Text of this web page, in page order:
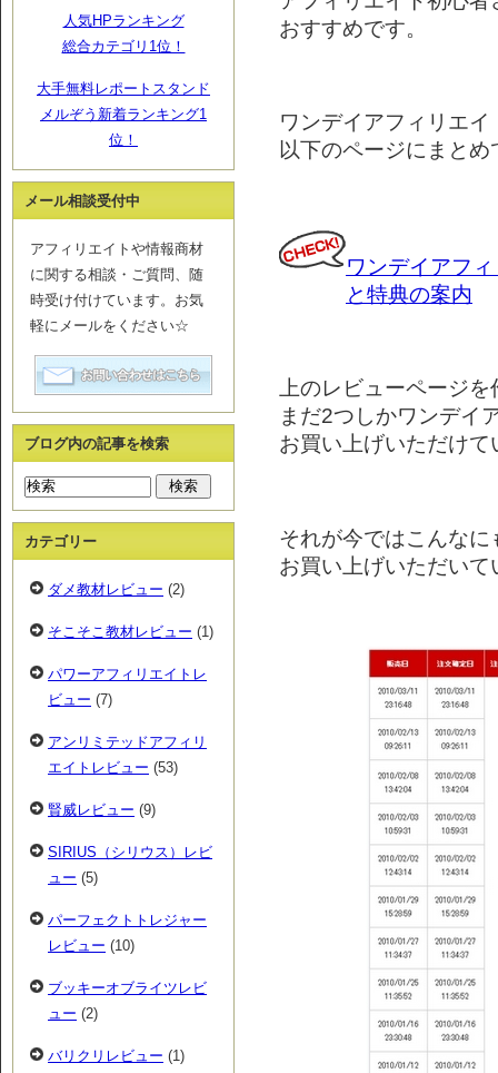
おすすめです。
ワンデイアフィリエイ
以下のページにまとめ
ワンデイアフ
と特典の案内
上のレビューページ
まだ2つしかワンデイ
お買い上げいただけ
それが今ではこんなに
お買い上げいただいて
人気HPランキング
総合カテゴリ1位！
大手無料レポートスタンド
メルぞう新着ランキング1
位！
メール相談受付中
アフィリエイトや情報商材
に関する相談・ご質問、随
時受け付けています。お気
軽にメールをください☆
ブログ内の記事を検索
カテゴリー
ダメ教材レビュー (2)
そこそこ教材レビュー (1)
パワーアフィリエイトレ
ビュー (7)
アンリミテッドアフィリ
エイトレビュー (53)
賢威レビュー (9)
SIRIUS（シリウス）レビ
ュー (5)
パーフェクトトレジャー
レビュー (10)
ブッキーオブライツレビ
ュー (2)
バリクリレビュー (1)